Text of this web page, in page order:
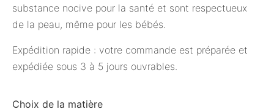
substance nocive pour la santé et sont respectueux
de la peau, même pour les bébés.
Expédition rapide : votre commande est préparée et
expédiée sous 3 à 5 jours ouvrables.
Choix de la matière